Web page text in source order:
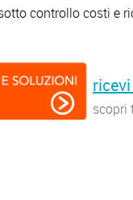
controllo costi e
scopri